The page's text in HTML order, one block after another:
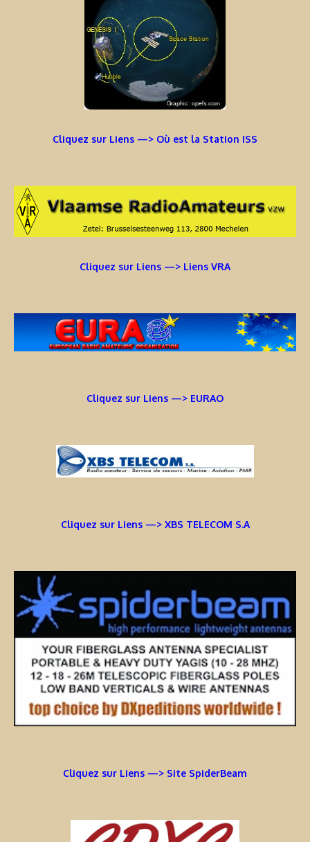
Cliquez sur Liens —> Où est la Station ISS
Cliquez sur Liens —> Liens VRA
Cliquez sur Liens —> EURAO
Cliquez sur Liens —> XBS TELECOM S.A
Cliquez sur Liens —> Site SpiderBeam